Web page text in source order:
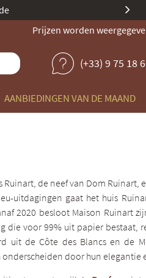
Prijzen worden
(+33) 9 75 18
AANBIEDINGEN VAN DE MAAND
de neef van Dom Ruinart,
uitdagingen gaat het huis
2020 besloot Maison Ruinart
die voor 99% uit papier bestaat,
uit de Côte des Blancs en de
door hun elegantie